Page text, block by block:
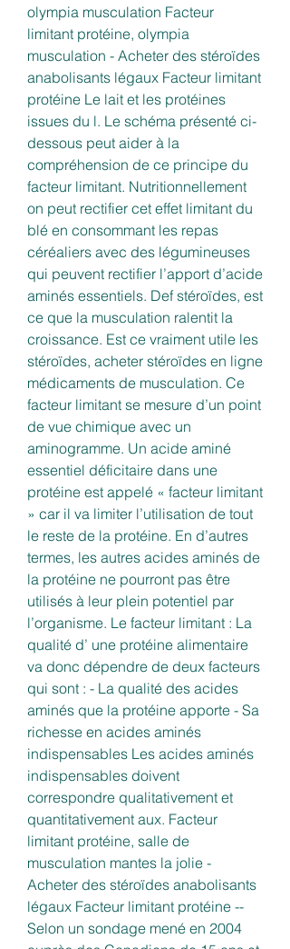
olympia musculation Facteur
limitant protéine, olympia
musculation - Acheter des stéroïdes
anabolisants légaux Facteur limitant
protéine Le lait et les protéines
issues du l. Le schéma présenté ci-
dessous peut aider à la
compréhension de ce principe du
facteur limitant. Nutritionnellement
on peut rectifier cet effet limitant du
blé en consommant les repas
céréaliers avec des légumineuses
qui peuvent rectifier l’apport d’acide
aminés essentiels. Def stéroïdes, est
ce que la musculation ralentit la
croissance. Est ce vraiment utile les
stéroïdes, acheter stéroïdes en ligne
médicaments de musculation. Ce
facteur limitant se mesure d’un point
de vue chimique avec un
aminogramme. Un acide aminé
essentiel déficitaire dans une
protéine est appelé « facteur limitant
» car il va limiter l’utilisation de tout
le reste de la protéine. En d’autres
termes, les autres acides aminés de
la protéine ne pourront pas être
utilisés à leur plein potentiel par
l’organisme. Le facteur limitant : La
qualité d’ une protéine alimentaire
va donc dépendre de deux facteurs
qui sont : - La qualité des acides
aminés que la protéine apporte - Sa
richesse en acides aminés
indispensables Les acides aminés
indispensables doivent
correspondre qualitativement et
quantitativement aux. Facteur
limitant protéine, salle de
musculation mantes la jolie -
Acheter des stéroïdes anabolisants
légaux Facteur limitant protéine --
Selon un sondage mené en 2004